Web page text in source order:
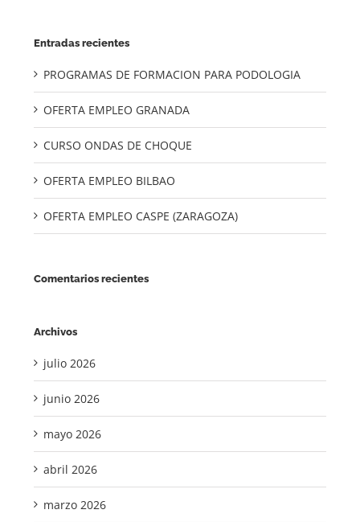
Entradas recientes
PROGRAMAS DE FORMACION PARA PODOLOGIA
OFERTA EMPLEO GRANADA
CURSO ONDAS DE CHOQUE
OFERTA EMPLEO BILBAO
OFERTA EMPLEO CASPE (ZARAGOZA)
Comentarios recientes
Archivos
julio 2026
junio 2026
mayo 2026
abril 2026
marzo 2026